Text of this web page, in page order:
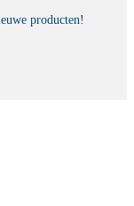
producten!